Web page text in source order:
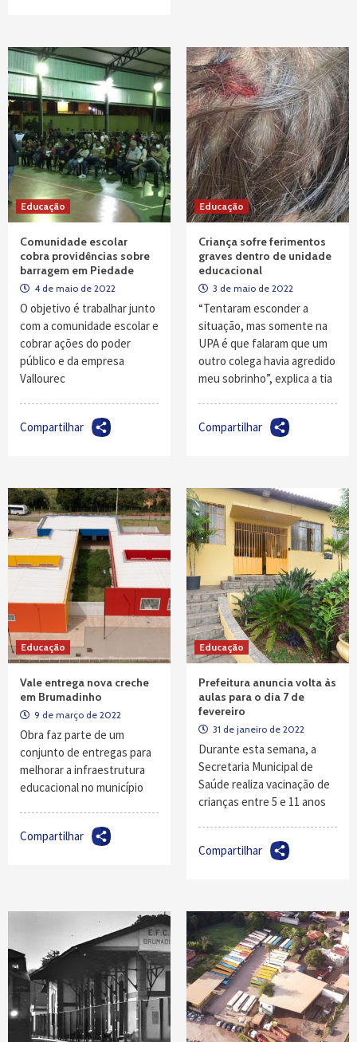
Educação
Comunidade escolar
cobra providências sobre
barragem em Piedade
4 de maio de 2022
O objetivo é trabalhar junto
com a comunidade escolar e
cobrar ações do poder
público e da empresa
Vallourec
Compartilhar
Educação
Criança sofre ferimentos
graves dentro de unidade
educacional
3 de maio de 2022
“Tentaram esconder a
situação, mas somente na
UPA é que falaram que um
outro colega havia agredido
meu sobrinho”, explica a tia
Compartilhar
Educação
Vale entrega nova creche
em Brumadinho
9 de março de 2022
Obra faz parte de um
conjunto de entregas para
melhorar a infraestrutura
educacional no município
Compartilhar
Educação
Prefeitura anuncia volta às
aulas para o dia 7 de
fevereiro
31 de janeiro de 2022
Durante esta semana, a
Secretaria Municipal de
Saúde realiza vacinação de
crianças entre 5 e 11 anos
Compartilhar